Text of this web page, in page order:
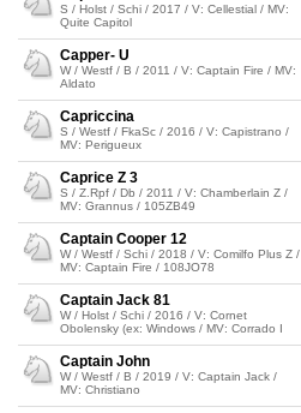
S / Holst / Schi / 2017 / V: Cellestial / MV:
Quite Capitol
Capper- U
W / Westf / B / 2011 / V: Captain Fire / MV:
Aldato
Capriccina
S / Westf / FkaSc / 2016 / V: Capistrano /
MV: Perigueux
Caprice Z 3
S / Z.Rpf / Db / 2011 / V: Chamberlain Z /
MV: Grannus / 105ZB49
Captain Cooper 12
W / Westf / Schi / 2018 / V: Comilfo Plus Z /
MV: Captain Fire / 108JO78
Captain Jack 81
W / Holst / Schi / 2016 / V: Cornet
Obolensky (ex: Windows / MV: Corrado I
Captain John
W / Westf / B / 2019 / V: Captain Jack /
MV: Christiano